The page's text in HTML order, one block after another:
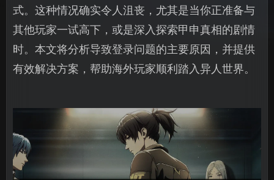
式。这种情况确实令人沮丧，尤其是当你正准备与
其他玩家一试高下，或是深入探索甲申真相的剧情
时。本文将分析导致登录问题的主要原因，并提供
有效解决方案，帮助海外玩家顺利踏入异人世界。